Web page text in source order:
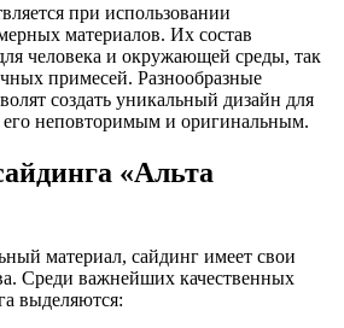
при использовании
материалов. Их состав
человека и окружающей среды, так
примесей. Разнообразные
создать уникальный дизайн для
его неповторимым и оригинальным.
«Альта
материал, сайдинг имеет свои
Среди важнейших качественных
выделяются: